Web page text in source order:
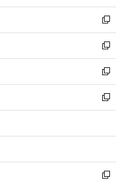
開
く
ウ
で
開
く
ン
ド
ウ
で
開
く
ウ
ィ
ン
ド
ウ
で
開
く
し
い
ウ
ィ
ン
ド
ウ
で
開
新
し
い
ウ
ィ
ン
ド
ウ
開
新
し
い
ウ
ィ
ン
ウ
開
く
新
し
い
ウ
ン
ウ
で
新
し
ウ
ン
ド
新